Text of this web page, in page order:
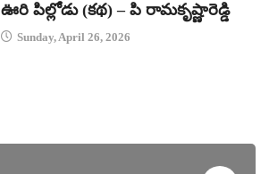
ఊరి పిల్లోడు (కథ) – పి రామకృష్ణారెడ్డి
Sunday, April 26, 2026